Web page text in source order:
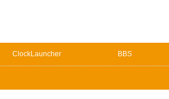
ClockLauncher BBS